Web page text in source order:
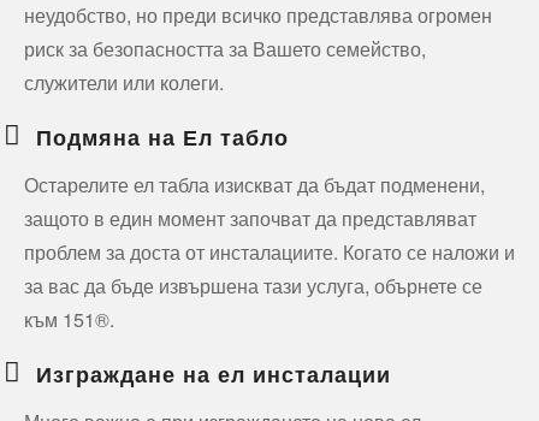
неудобство, но преди всичко представлява огромен
риск за безопасността за Вашето семейство,
служители или колеги.
Подмяна на Ел табло
Остарелите ел табла изискват да бъдат подменени,
защото в един момент започват да представляват
проблем за доста от инсталациите. Когато се наложи и
за вас да бъде извършена тази услуга, обърнете се
към 151®.
Изграждане на ел инсталации